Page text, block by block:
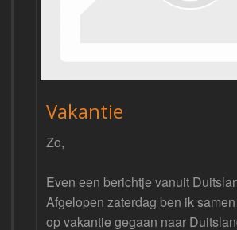
Vakantie
Zo,
Even een berichtje vanuit
Afgelopen zaterdag ben ik
op vakantie gegaan naar